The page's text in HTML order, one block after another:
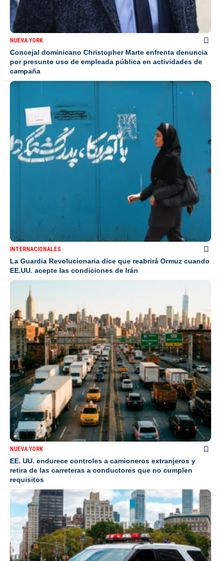
NUEVA YORK
Concejal dominicano Christopher Marte enfrenta denuncia
por presunto uso de empleada pública en actividades de
campaña
INTERNACIONALES
La Guardia Revolucionaria dice que reabrirá Ormuz cuando
EE.UU. acepte las condiciones de Irán
NUEVA YORK
EE. UU. endurece controles a camioneros extranjeros y
retira de las carreteras a conductores que no cumplen
requisitos